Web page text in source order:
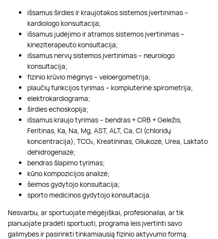
išsamus širdies ir kraujotakos sistemos įvertinimas –
kardiologo konsultacija;
išsamus judėjimo ir atramos sistemos įvertinimas –
kineziterapeuto konsultacija;
išsamus nervų sistemos įvertinimas – neurologo
konsultacija;
fizinio krūvio mėginys – veloergometrija;
plaučių funkcijos tyrimas – kompiuterinė spirometrija;
elektrokardiograma;
širdies echoskopija;
išsamus kraujo tyrimas – bendras + CRB + Geležis,
Feritinas, Ka, Na, Mg, AST, ALT, Ca, Cl (chloridų
koncentracija), TCO₂, Kreatininas, Gliukozė, Urea, Laktato
dehidrogenazė;
bendras šlapimo tyrimas;
kūno kompozicijos analizė;
šeimos gydytojo konsultacija;
sporto medicinos gydytojo konsultacija.
Nesvarbu, ar sportuojate mėgėjiškai, profesionaliai, ar tik
planuojate pradėti sportuoti, programa leis įvertinti savo
galimybes ir pasirinkti tinkamiausią fizinio aktyvumo formą.